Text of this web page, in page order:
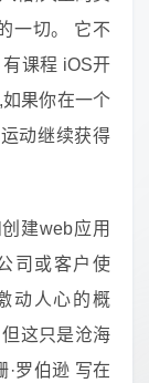
一切。 它不
课程 iOS开
果你在一个
动继续获得
建web应用
司或客户使
动人心的概
这只是沧海
·罗伯逊 写在